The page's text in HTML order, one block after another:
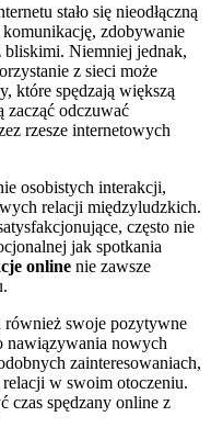
stało się nieodłączną
zdobywanie
Niemniej jednak,
z sieci może
które spędzają większą
zacząć odczuwać
rzesze internetowych
osobistych interakcji,
relacji międzyludzkich.
często nie
jak spotkania
online nie zawsze
również swoje pozytywne
nawiązywania nowych
zainteresowaniach,
w swoim otoczeniu.
czas spędzany online z